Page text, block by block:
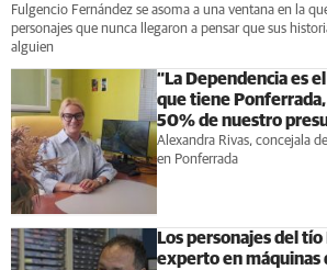
Fulgencio Fernández se asoma a una ventana en la
personajes que nunca llegaron a pensar que sus
alguien
“La Dependencia es
que tiene Ponferrada,
50% de nuestro
Alexandra Rivas, concejala
en Ponferrada
Los personajes del tío
experto en máquinas